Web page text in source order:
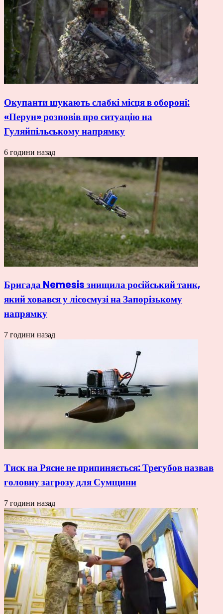
Окупанти шукають слабкі місця в обороні:
«Перун» розповів про ситуацію на
Гуляйпільському напрямку
6 години назад
Бригада Nemesis знищила російський танк,
який ховався у лісосмузі на Запорізькому
напрямку
7 години назад
Тиск на Рясне не припиняється: Трегубов назвав
головну загрозу для Сумщини
7 години назад